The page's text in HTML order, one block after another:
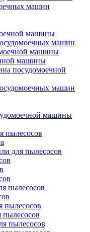
машин
машины
машин
машины
машины
посудомоечной
машин
машины
пылесосов
для пылесосов
пылесосов
пылесосов
пылесосов